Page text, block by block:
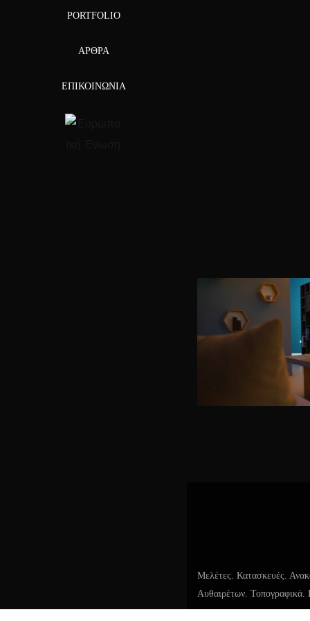
PORTFOLIO
ΆΡΘΡΑ
ΕΠΙΚΟΙΝΩΝΊΑ
«ζωντανό
ζωντανός
αφορά μια
εμφάνιση.
εσωτερικά
αληθινό
Μελέτες. Κατασκευές.
Αυθαιρέτων. Τοπογραφικά.